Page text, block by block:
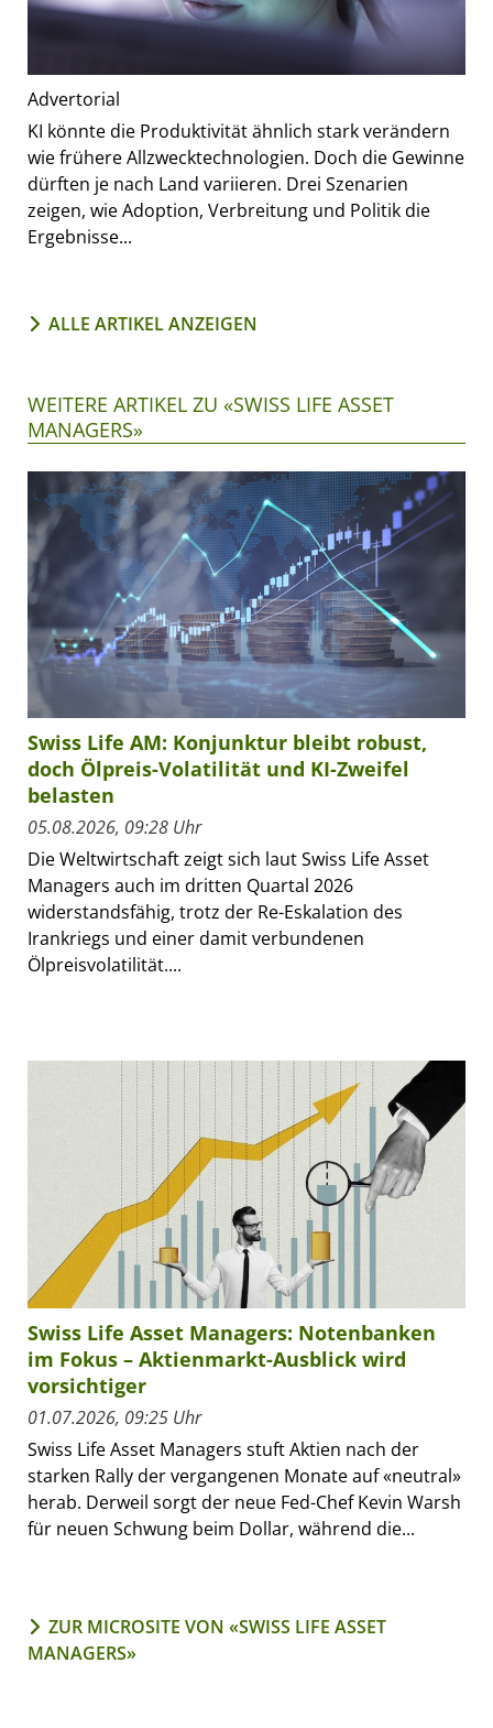
Advertorial
KI könnte die Produktivität ähnlich stark verändern
wie frühere Allzwecktechnologien. Doch die Gewinne
dürften je nach Land variieren. Drei Szenarien
zeigen, wie Adoption, Verbreitung und Politik die
Ergebnisse...
ALLE ARTIKEL ANZEIGEN
WEITERE ARTIKEL ZU «SWISS LIFE ASSET
MANAGERS»
Swiss Life AM: Konjunktur bleibt robust,
doch Ölpreis-Volatilität und KI-Zweifel
belasten
05.08.2026, 09:28 Uhr
Die Weltwirtschaft zeigt sich laut Swiss Life Asset
Managers auch im dritten Quartal 2026
widerstandsfähig, trotz der Re-Eskalation des
Irankriegs und einer damit verbundenen
Ölpreisvolatilität....
Swiss Life Asset Managers: Notenbanken
im Fokus – Aktienmarkt-Ausblick wird
vorsichtiger
01.07.2026, 09:25 Uhr
Swiss Life Asset Managers stuft Aktien nach der
starken Rally der vergangenen Monate auf «neutral»
herab. Derweil sorgt der neue Fed-Chef Kevin Warsh
für neuen Schwung beim Dollar, während die...
ZUR MICROSITE VON «SWISS LIFE ASSET
MANAGERS»